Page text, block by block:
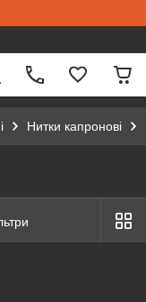
Нитки капронові